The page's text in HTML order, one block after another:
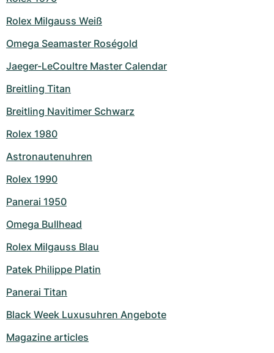
Rolex Milgauss Weiß
Omega Seamaster Roségold
Jaeger-LeCoultre Master Calendar
Breitling Titan
Breitling Navitimer Schwarz
Rolex 1980
Astronautenuhren
Rolex 1990
Panerai 1950
Omega Bullhead
Rolex Milgauss Blau
Patek Philippe Platin
Panerai Titan
Black Week Luxusuhren Angebote
Magazine articles